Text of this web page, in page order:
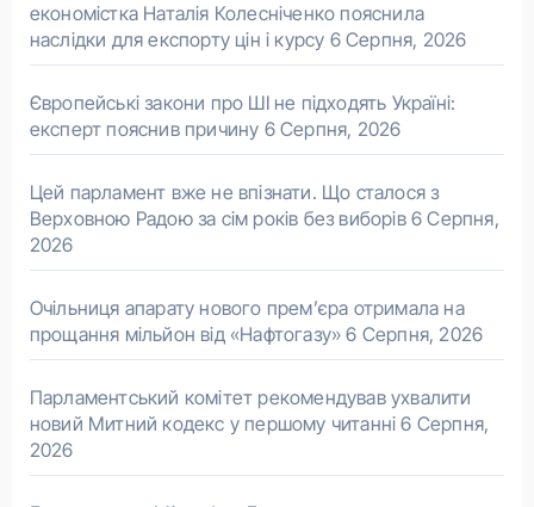
економістка Наталія Колесніченко пояснила
наслідки для експорту цін і курсу 6 Серпня, 2026
Європейські закони про ШІ не підходять Україні:
експерт пояснив причину 6 Серпня, 2026
Цей парламент вже не впізнати. Що сталося з
Верховною Радою за сім років без виборів 6 Серпня,
2026
Очільниця апарату нового прем’єра отримала на
прощання мільйон від «Нафтогазу» 6 Серпня, 2026
Парламентський комітет рекомендував ухвалити
новий Митний кодекс у першому читанні 6 Серпня,
2026